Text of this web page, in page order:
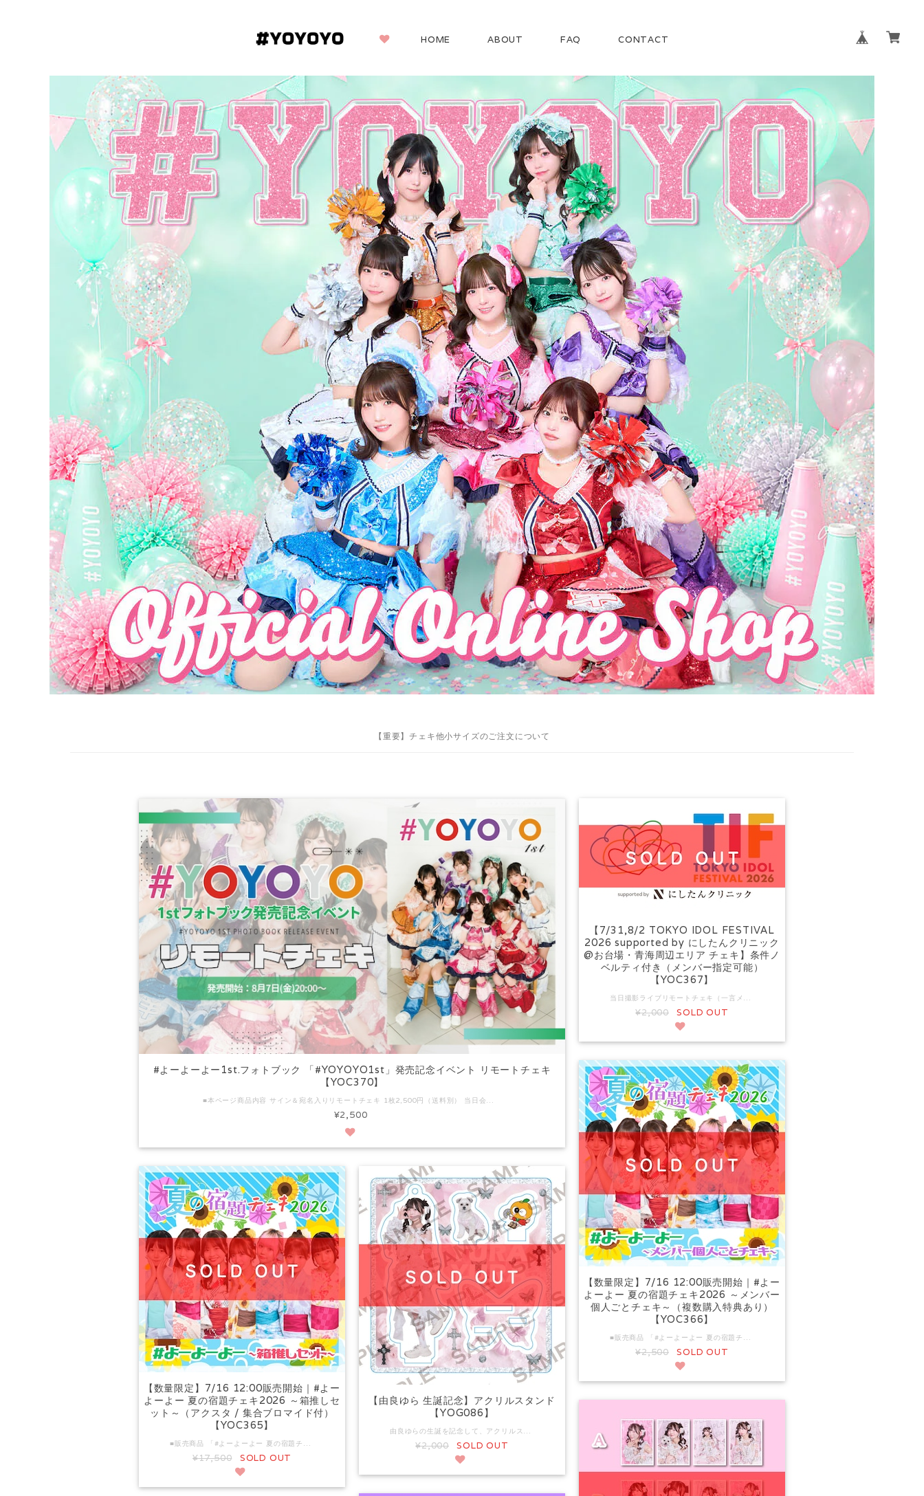
HOME ABOUT FAQ CONTACT
【重要】チェキ他小サイズのご注文について
#よーよーよー1st.フォトブック 「#YOYOYO1st」発売記念イベント リモートチェキ
【YOC370】
■本ページ商品内容 サイン＆宛名入りリモートチェキ 1枚2,500円（送料別） 当日会場にてチェキ撮影、本人より希望宛名とサインを入れ配送いたします。 2026年9月中旬からの順次発送を予定しています。 ▼注意事項 ・宛名なし（サインのみ）は指定できません。 ・宛名にはお名前・ニックネーム等のみを記載ください。メッセージや文章を入れても無効となります。 ・名前以外のプライバシー情報（SNSアカウント・メールアドレス等）を入れても無効となります。 ・入力された宛名に、プライバシー情報やメッセージが含まれる場合、またはスタッフが不適切と判断した場合該当内容を変更、削除させていただく場合があります。 (変更後の宛名は本名の氏名とさせていただきます。) ・チェキ等に関するリクエスト（ポーズ・衣装など）は一切対応できません。 ▼よくあるご質問 ・本リモートチェキ販売に伴うオンラインサイン会の実施はございません。 ・本リモートチェキ販売に伴う複数枚購入特典はございません。
¥2,500
【7/31,8/2 TOKYO IDOL FESTIVAL
2026 supported by にしたんクリニック
@お台場・青海周辺エリア チェキ】条件ノ
ベルティ付き（メンバー指定可能）
【YOC367】
当日撮影ライブリモートチェキ（一言メッセージ付き） ライブ前後での撮影となる時間の都合上、合計枚数にて全て売り切れとなります、ご注意くださいませ。 リモートライブでのチェキ物販について多数のお問い合わせがありましたので、チェキ物販をご用意致しました。（日付入りにて数量限定となります） 日付・イベント名andメンバーサイン 一言メッセージ付きチェキ（宛名なし） 各メンバー、3枚ごとのご購入に「個人ブロマイド(各メンバー全1種)」と「集合ブロマイド(全1種)」1枚ずつを同梱いたします。 複数メンバーのチェキを3枚ずつ購入した場合はメンバー分お付けします。 ※同メンバー、3枚ごとの注文で1枚適用となります。 ※特典の適用は1決済ごとでカウントとなります。（2、3度に分けて決済した場合は適用されません。) ☆出演前からステージ終了後までに撮影するため終演後には一部髪型や服装の乱れなどがある場合が御座います。ご了承下さいませ。 また撮影するため時間に限りがあるため数量限定となります。 ※なくなり次第、終了となります。 ※一言メッセージは指定できません。備考欄やお問い合わせを頂いても対応できません。 ※購入受付終了後の手配となる為、商品の到着にはお時間を頂く場合が御座います、ご了承ください。 ※製品の特性上、注文後のキャンセル・変更は一切できません。 ☆7/31,8/2に出演いたします TOKYO IDOL FESTIVAL 2026 supported by にしたんクリニック @お台場・青海周辺エリア 終演後ライブ会場で撮影を致します、この日だけの特別なチェキ（#よーよーよーメンバー）となります。 ★発送に関する注意事項★ ①ご注文後の数量変更等は、お支払方法によってはシステム上お受けできない場合があり、変更を承っておりません。 ②お届け先ご住所の誤りについては、発送手続き前でしたら対応いたしますが、一部お支払方法の場合、システム上対応できない場合があります。 ③住所不備・誤り（番地なし / 部屋番号なし / お引越前住所などを含む）および長期不在により返送となった場合、着払い送料（実費）での再送となります。 購入時送料より高くなる場合がございますので必ず返送前にお受け取り下さい。 ④お受取の利便性を考慮し、原則的にネコポスで発送致しますが、サービスの仕様上「営業所留め不可」「郵便局留め不可」「転送不可」となります。ご注文時の配送先住所にご注意ください。 ⑤原則的に、ご注文商品すべてが揃ってからの発送となる為、後日発送予定の別商品と一緒に購入された場合、他のお客様より発送が遅れる場合があります。
¥2,000 SOLD OUT
【数量限定】7/16 12:00販売開始｜#よー
よーよー 夏の宿題チェキ2026 ～メンバー
個人ごとチェキ～（複数購入特典あり）
【YOC366】
■販売商品 「#よーよーよー 夏の宿題チェキ2026」は、下記2種での販売となります。 《メンバー個人ごとチェキ（複数購入特典あり）》※本商品です https://ec.yoyoyo.info/items/149887524 《箱推しセット（メンバー8人セット＋アクリルスタンド・集合ブロマイド付き）》 https://ec.yoyoyo.info/items/149887086 ■ご注文前に必ずご確認ください 宛名をご指定いただく前に、必ず下記リンクより注意事項をご確認ください。 https://ec.yoyoyo.info/blog/2023/01/06/170247 ・ご注文にあたり、宛名（PN・あだ名など）をご指定ください。（画像2枚目参照） ・ご指定いただけるのは宛名のみです。サインのみやメッセージのご指定はできません。 ・万が一メッセージをご指定いただいた場合は、宛名のみに変更させていただく場合があります。 ・お名前以外の情報（SNSアカウント・メールアドレスなど）は記載できません。 ・チェキやブロマイドへのご要望（ポーズ・衣装・表情など）はお受けできません。 ・ご注文後に撮影・サイン入れを開始するため、宛名変更・キャンセル・枚数変更・返金等は一切お受けいたしかねます。あらかじめご了承ください。 ■商品内容 購入者様のお名前をメンバーが直筆で記入し、サイン・落書きを入れてお届けする特別企画！ すべて1枚ずつチェキ機で撮影した #よーよーよーメンバーの夏衣装チェキです☆ 宛名（お名前）・サイン・落書きを入れてお届けします。 ※チェキの落書きにメッセージは含みません。 【価格】 1枚 2,500円（税込） ■参加メンバー 由良ゆら（さくらピンク） 月なぎさ（きらきらミント） 杉井みぃ（いちごジャム） ゆきみしおり（ゆめパープル） 上原れもん（キャンディブルー） 杏ゆり（しゃちほこホワイト） 鈴もも（ぽわぽわオレンジ/サポートメンバー） ■複数購入特典 【5枚特典】 印刷サイン入り 個人ブロマイド2枚 【10枚特典】 印刷サイン入り 個人ブロマイド2枚 ＋直筆サイン入りブロマイド1枚 【15枚特典】 ・印刷サイン入り個人 ブロマイド2枚 ＋直筆サイン・宛名メッセージ付きブロマイド1枚 ・限定 個人アクスタ 1個（全1種） ・直筆メッセージ入り暑中見舞いポストカード 1枚（全1種） ※宛名入りメッセージは15枚特典のみとなり、こちらのメッセージ指定はできません。 ■複数購入特典のカウントについて ・メンバー1名につき本商品のチェキを5枚ご購入ごとに対象となります。 ・購入枚数のカウントは、1決済ごとになりますのでご注意ください。 ※後から追加でご購入いただいた場合の合算はできません。 ※箱推しセットの購入枚数はカウント対象外です。 (例) 1名に対し10枚購入を1決済でされた場合 →印刷サイン入り個人ブロマイド2枚＋直筆サイン入りブロマイド1枚 1名に対し15枚購入を2決済でされた場合 →それぞれの決済での購入枚数に応じた特典内容 ※15枚特典の対象外となります。 本商品で同じメンバーを4枚と、箱推しセットを1セット購入した場合 →発送するチェキは5枚となるメンバーがおりますが、 箱推しセットは「メンバー個人ごとチェキ」の複数購入特典の対象には含まれません。 そのため、5枚特典の対象にはなりません。 2枚購入後、別注文で3枚購入した場合 →複数購入特典 対象外 ※別注文の合算はできませんのでご注意ください。 *－－*チェキ発送に関する注意事項*－－* 配達方法の変更に伴い、お届け先の指定にご注意いただきたい点がございます。 https://ec.yoyoyo.info/blog/2023/10/31/151630 ①ご購入後の次のご要望は一切お受け出来ませんので予めご了承ください。 【発送先住所の変更・訂正】【希望宛名の変更・訂正】 【注文のキャンセル】【購入点数の増減】【別注文との合算や別送】 ②住所不備等により返送となった場合は、お客様負担（着払い）での再発送となります。 ③お受取の利便性を考慮し、原則的にネコポスで発送致しますが、サービスの仕様上「営業所留め不可」「郵便局留め不可」「転送不可」となります。ご注文時の配送先住所にご注意ください。 ④8月末から順次発送を予定しておりますが、配送状況等により発送が遅れる場合や、お届けまでの日数に差が生じる場合がございます。あらかじめご了承ください。 ⑤他の予約商品と同時購入された場合、すべての商品が揃ってからの発送となります。 ⑥発送時期に関わらず、複数注文のおまとめ発送・別送はできません。
¥2,500 SOLD OUT
【数量限定】7/16 12:00販売開始｜#よー
よーよー 夏の宿題チェキ2026 ～箱推しセ
ット～（アクスタ / 集合ブロマイド付）
【YOC365】
■販売商品 「#よーよーよー 夏の宿題チェキ2026」は、下記2種での販売となります。 《メンバー個人ごとチェキ（複数購入特典あり）》 https://ec.yoyoyo.info/items/149887524 《箱推しセット（メンバー8人セット＋アクリルスタンド・集合ブロマイド付き）》※本商品です https://ec.yoyoyo.info/items/149887086 ■ご注文前に必ずご確認ください 宛名をご指定いただく前に、必ず下記リンクより注意事項をご確認ください。 https://ec.yoyoyo.info/blog/2023/01/06/170247 ・ご注文にあたり、宛名（PN・あだ名など）をご指定ください。（画像2枚目参照） ・ご指定いただけるのは宛名のみです。サインのみやメッセージのご指定はできません。 ・万が一メッセージをご指定いただいた場合は、宛名のみに変更させていただく場合があります。 ・お名前以外の情報（SNSアカウント・メールアドレスなど）は記載できません。 ・チェキやブロマイドへのご要望（ポーズ・衣装・表情など）はお受けできません。 ・ご注文後に撮影・サイン入れを開始するため、宛名変更・キャンセル・枚数変更・返金等は一切お受けいたしかねます。あらかじめご了承ください。 ■商品内容 購入者様のお名前をメンバーが直筆で記入し、サイン・落書きを入れてお届けする特別企画！ すべて1枚ずつチェキ機で撮影した #よーよーよーメンバーの夏衣装チェキです☆ 宛名（お名前）・サイン・落書きを入れてお届けします。 ※チェキの落書きにメッセージは含みません。 【セット内容】 メンバー7名 各1枚セット（計7枚） 【価格】 17,500円（税込） ■参加メンバー 由良ゆら（さくらピンク） 月なぎさ（きらきらミント） 杉井みぃ（いちごジャム） ゆきみしおり（ゆめパープル） 上原れもん（キャンディブルー） 杏ゆり（しゃちほこホワイト） 鈴もも（ぽわぽわオレンジ/サポートメンバー） ■購入特典 1セットご購入で、下記特典をお付けします。 ・集合アクリルスタンド 1個（全1種） ・印刷サイン入りメンバー集合ブロマイド 1枚（全1種） ※メンバー個人ごとチェキとは特典内容が異なりますのでご注意ください。 ※本商品の購入数は、メンバー個人ごとチェキの購入枚数にはカウントされません。 *－－*チェキ発送に関する注意事項*－－* 配達方法の変更に伴い、お届け先の指定にご注意いただきたい点がございます。 https://ec.yoyoyo.info/blog/2023/10/31/151630 ①ご購入後の次のご要望は一切お受け出来ませんので予めご了承ください。 【発送先住所の変更・訂正】【希望宛名の変更・訂正】 【注文のキャンセル】【購入点数の増減】【別注文との合算や別送】 ②住所不備等により返送となった場合は、お客様負担（着払い）での再発送となります。 ③お受取の利便性を考慮し、原則的にネコポスで発送致しますが、サービスの仕様上「営業所留め不可」「郵便局留め不可」「転送不可」となります。ご注文時の配送先住所にご注意ください。 ④8月末から順次発送を予定しておりますが、配送状況等により発送が遅れる場合や、お届けまでの日数に差が生じる場合がございます。あらかじめご了承ください。 ⑤他の予約商品と同時購入された場合、すべての商品が揃ってからの発送となります。 ⑥発送時期に関わらず、複数注文のおまとめ発送・別送はできません。
¥17,500 SOLD OUT
【由良ゆら 生誕記念】アクリルスタンド
【YOG086】
由良ゆらの生誕を記念して、アクリルスタンドを販売いたします。 ▼サイズ アクリルスタンド本体：約W102mm×H110mm ▼予約商品について こちらは予約商品となります。通常販売商品と一緒での購入はできません。 また、別の予約商品（リモートチェキを含む）と一緒のご購入の場合 すべての商品が揃ってからの発送となります。 ▼発送時期について 2026年7月27日(月)以降、順次発送 ▼発送に関するご注意 ご注文後の配達先住所の変更や、日時指定等は一切お受けできませんので 発送後、配達業者（ヤマト運輸）と調整くださいませ。 住所不備、ご不在等により返送された場合の再発送は 別途着払い発送での送料をご負担いただきます。 ヤマト運輸での配達となりますので 郵便局留めサービスはご利用いただけません。
¥2,000 SOLD OUT